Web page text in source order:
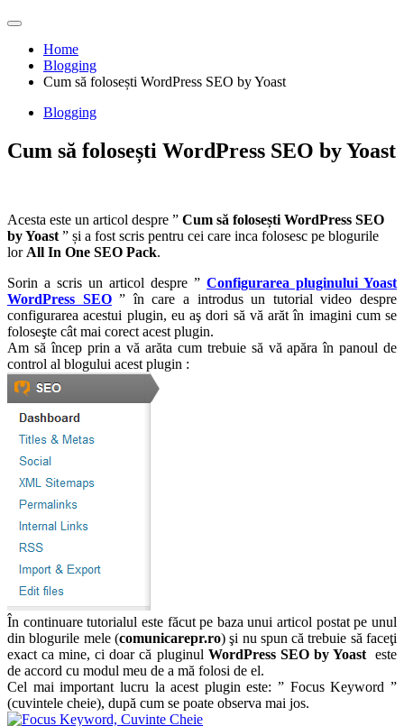
Home
Blogging
Cum să folosești WordPress SEO by Yoast
Blogging
Cum să folosești WordPress SEO by Yoast
Acesta este un articol despre ” Cum să folosești WordPress SEO
by Yoast ” și a fost scris pentru cei care inca folosesc pe blogurile
lor All In One SEO Pack.
Sorin a scris un articol despre ” Configurarea pluginului Yoast
WordPress SEO” în care a introdus un tutorial video despre
configurarea acestui plugin, eu aş dori să vă arăt în imagini cum se
foloseşte cât mai corect acest plugin.
Am să încep prin a vă arăta cum trebuie să vă apăra în panoul de
control al blogului acest plugin :
În continuare tutorialul este făcut pe baza unui articol postat pe unul
din blogurile mele (comunicarepr.ro) şi nu spun că trebuie să faceţi
exact ca mine, ci doar că pluginul WordPress SEO by Yoasteste
de accord cu modul meu de a mă folosi de el.
Cel mai important lucru la acest plugin este: ” Focus Keyword ”
(cuvintele cheie), după cum se poate observa mai jos.